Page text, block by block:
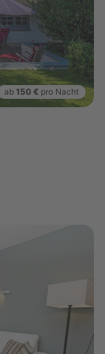
ab 150 € pro Nacht